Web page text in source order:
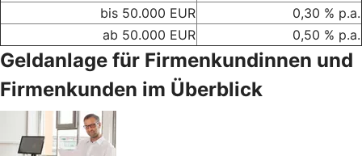
bis 50.000 EUR
0,30 % p.a.
ab 50.000 EUR
0,50 % p.a.
Geldanlage für Firmenkundinnen und
Firmenkunden im Überblick